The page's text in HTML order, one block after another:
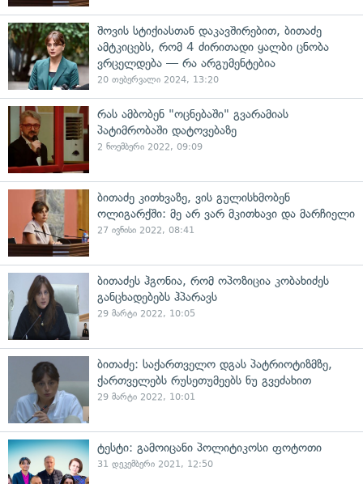
შოვის სტიქიასთან დაკავშირებით, ბითაძე
ამტკიცებს, რომ 4 ძირითადი ყალბი ცნობა
ვრცელდება — რა არგუმენტებია
20 თებერვალი 2024, 13:20
რას ამბობენ "ოცნებაში" გვარამიას
პატიმრობაში დატოვებაზე
2 ნოემბერი 2022, 09:09
ბითაძე კითხვაზე, ვის გულისხმობენ
ოლიგარქში: მე არ ვარ მკითხავი და მარჩიელი
27 ივნისი 2022, 08:41
ბითაძეს ჰგონია, რომ ოპოზიცია კობახიძეს
განცხადებებს ჰპარავს
29 მარტი 2022, 10:05
ბითაძე: საქართველო დგას პატრიოტიზმზე,
ქართველებს რუსეთუმეებს ნუ გვეძახით
29 მარტი 2022, 10:01
ტესტი: გამოიცანი პოლიტიკოსი ფოტოთი
31 დეკემბერი 2021, 12:50